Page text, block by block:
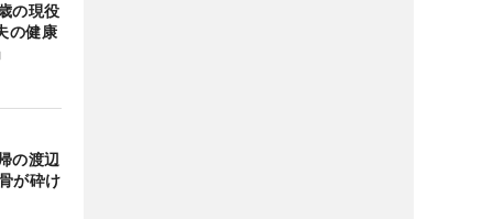
の現役
の健康
の渡辺
が砕け